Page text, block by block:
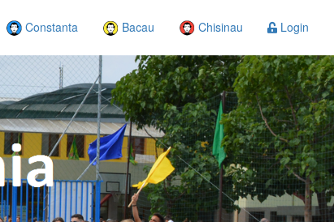
Constanta Bacau Chisinau Login